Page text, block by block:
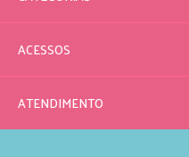
ACESSOS
ATENDIMENTO